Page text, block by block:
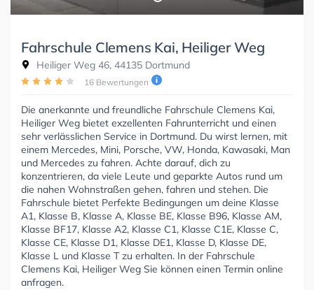
Fahrschule Clemens Kai, Heiliger Weg
Heiliger Weg 46, 44135 Dortmund
16 Bewertungen
Die anerkannte und freundliche Fahrschule Clemens Kai,
Heiliger Weg bietet exzellenten Fahrunterricht und einen
sehr verlässlichen Service in Dortmund. Du wirst lernen, mit
einem Mercedes, Mini, Porsche, VW, Honda, Kawasaki, Man
und Mercedes zu fahren. Achte darauf, dich zu
konzentrieren, da viele Leute und geparkte Autos rund um
die nahen Wohnstraßen gehen, fahren und stehen. Die
Fahrschule bietet Perfekte Bedingungen um deine Klasse
A1, Klasse B, Klasse A, Klasse BE, Klasse B96, Klasse AM,
Klasse BF17, Klasse A2, Klasse C1, Klasse C1E, Klasse C,
Klasse CE, Klasse D1, Klasse DE1, Klasse D, Klasse DE,
Klasse L und Klasse T zu erhalten. In der Fahrschule
Clemens Kai, Heiliger Weg Sie können einen Termin online
anfragen.